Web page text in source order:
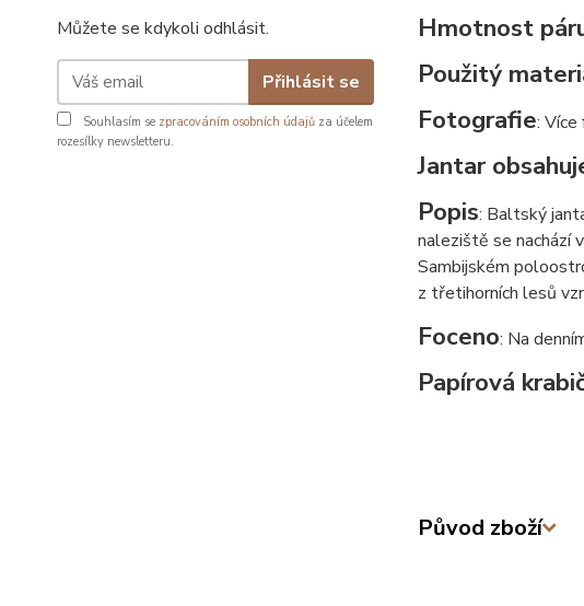
Můžete se kdykoli odhlásit.
Přihlásit se
Souhlasím se zpracováním osobních údajů za účelem
rozesílky newsletteru.
Hmotnost
Použitý
Fotografie:
Jantar
Popis: Baltský
naleziště se nachází
Sambijském
z třetihorních lesů
Foceno: Na
Papírová
Původ zboží